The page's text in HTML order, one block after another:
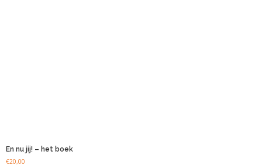
En nu jij! – het boek
€20,00